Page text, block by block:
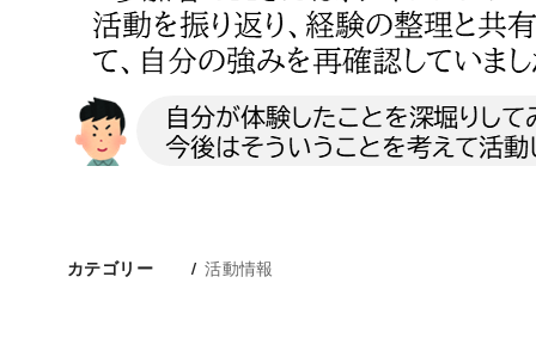
カテゴリー 活動情報